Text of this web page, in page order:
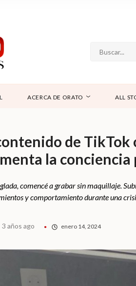
ACERCA DE ORATO ALL
de
la conciencia
comencé a grabar sin maquillaje.
y comportamiento durante una
3 años ago enero 14, 2024